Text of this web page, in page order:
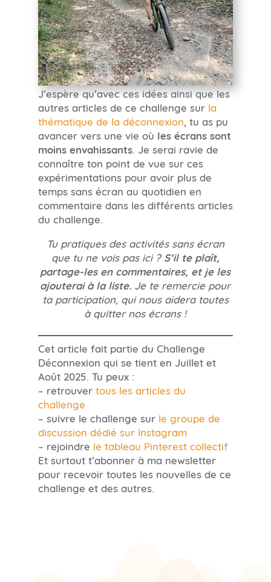
J’espère qu’avec ces idées ainsi que les
autres articles de ce challenge sur la
thématique de la déconnexion , tu as pu
avancer vers une vie où les écrans sont
moins envahissants. Je serai ravie de
connaître ton point de vue sur ces
expérimentations pour avoir plus de
temps sans écran au quotidien en
commentaire dans les différents articles
du challenge.
Tu pratiques des activités sans écran
que tu ne vois pas ici ? S’il te plaît,
partage-les en commentaires, et je les
ajouterai à la liste. Je te remercie pour
ta participation, qui nous aidera toutes
à quitter nos écrans !
Cet article fait partie du Challenge
Déconnexion qui se tient en Juillet et
Août 2025. Tu peux :
– retrouver tous les articles du
challenge
– suivre le challenge sur le groupe de
discussion dédié sur Instagram
– rejoindre le tableau Pinterest collectif
Et surtout t’abonner à ma newsletter
pour recevoir toutes les nouvelles de ce
challenge et des autres.